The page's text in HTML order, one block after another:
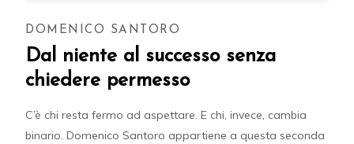
DOMENICO SANTORO
Dal niente al successo senza
chiedere permesso
C’è chi resta fermo ad aspettare. E chi, invece, cambia
binario. Domenico Santoro appartiene a questa seconda